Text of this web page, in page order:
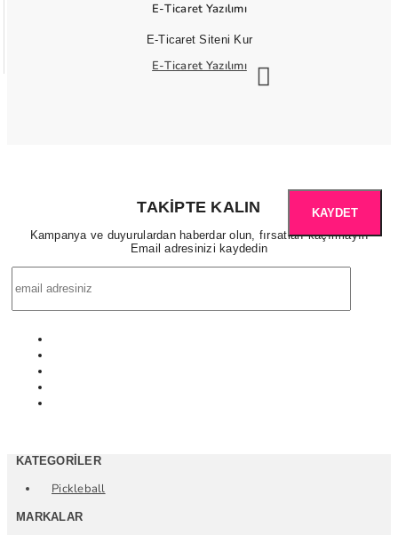
E-Ticaret Yazılımı
E-Ticaret Siteni Kur
E-Ticaret Yazılımı
TAKIPTE KALIN
Kampanya ve duyurulardan haberdar olun, fırsatları kaçırmayın
Email adresinizi kaydedin
KAYDET
KATEGORILER
Pickleball
MARKALAR